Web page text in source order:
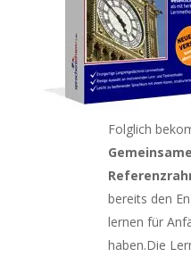
Folglich
bereits den
lernen für
haben.Die